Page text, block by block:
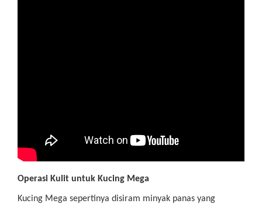
Operasi Kulit untuk Kucing Mega
Kucing Mega sepertinya disiram minyak panas yang